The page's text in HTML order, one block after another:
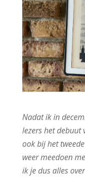
Nadat ik in
lezers het debuut
ook bij het
weer meedoen
ik je dus alles